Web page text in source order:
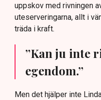
uppskov med rivningen
uteserveringarna, allt i
träda i kraft.
”Kan ju inte
egendom.”
Men det hjälper inte